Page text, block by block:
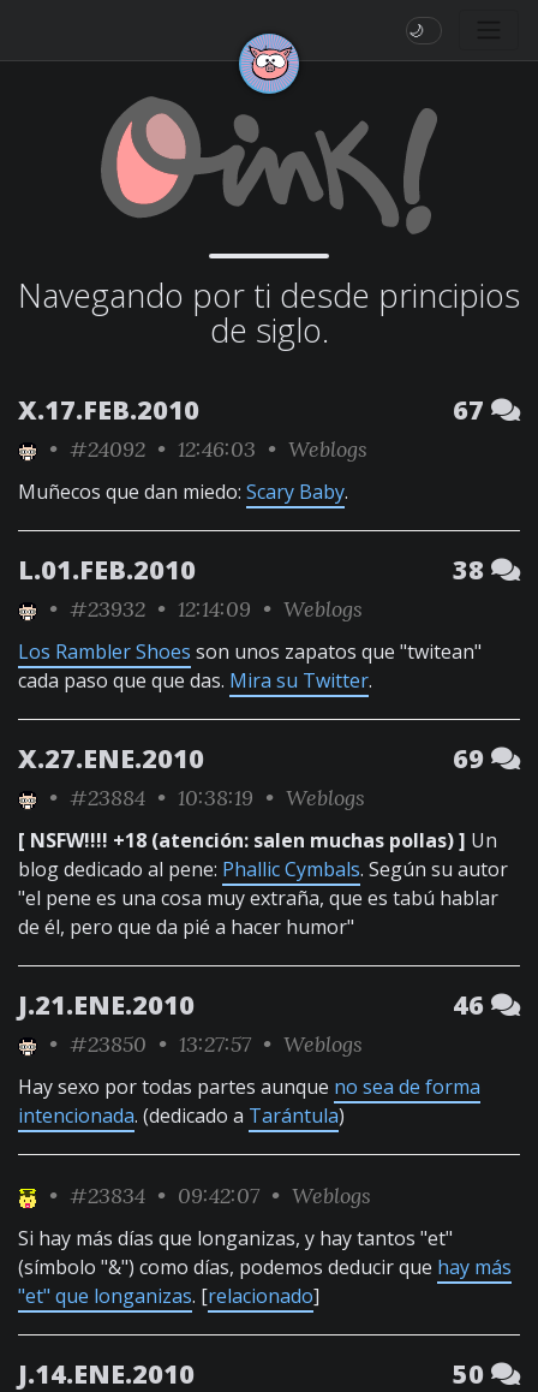
🌙
Navegando por ti desde principios
de siglo.
X.17.FEB.2010 67
• #24092 • 12:46:03 • Weblogs
Muñecos que dan miedo: Scary Baby.
L.01.FEB.2010 38
• #23932 • 12:14:09 • Weblogs
Los Rambler Shoes son unos zapatos que "twitean"
cada paso que que das. Mira su Twitter.
X.27.ENE.2010 69
• #23884 • 10:38:19 • Weblogs
[ NSFW!!!! +18 (atención: salen muchas pollas) ] Un
blog dedicado al pene: Phallic Cymbals. Según su autor
"el pene es una cosa muy extraña, que es tabú hablar
de él, pero que da pié a hacer humor"
J.21.ENE.2010 46
• #23850 • 13:27:57 • Weblogs
Hay sexo por todas partes aunque no sea de forma
intencionada. (dedicado a Tarántula)
• #23834 • 09:42:07 • Weblogs
Si hay más días que longanizas, y hay tantos "et"
(símbolo "&") como días, podemos deducir que hay más
"et" que longanizas. [relacionado]
J.14.ENE.2010 50